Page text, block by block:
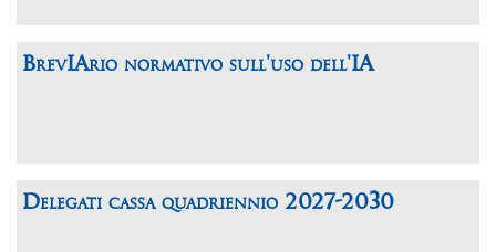
BrevIArio normativo sull'uso dell'IA
Delegati cassa quadriennio 2027-2030